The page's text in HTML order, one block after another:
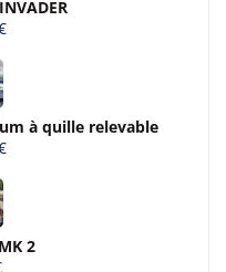
à quille relevable
2